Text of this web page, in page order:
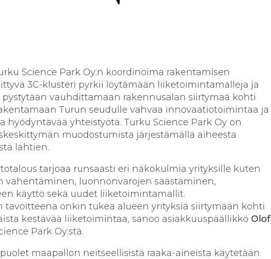
Science Park Oy:n koordinoima rakentamisen
3C-klusteri pyrkii löytämään liiketoimintamalleja ja
vauhdittamaan rakennusalan siirtymää kohti
Turun seudulle vahvaa innovaatiotoimintaa ja
hyödyntävää yhteistyötä. Turku Science Park Oy on
muodostumista järjestämällä aiheesta
lähtien.
tarjoaa runsaasti eri näkökulmia yrityksille kuten
vähentäminen, luonnonvarojen säästäminen,
käyttö sekä uudet liiketoimintamallit.
tavoitteena onkin tukea alueen yrityksiä siirtymään kohti
kestävää liiketoimintaa, sanoo asiakkuuspäällikkö Olof
Park Oy:stä.
maapallon neitseellisistä raaka-aineista käytetään